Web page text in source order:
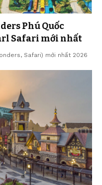
Phú Quốc
Safari mới nhất
Safari) mới nhất 2026